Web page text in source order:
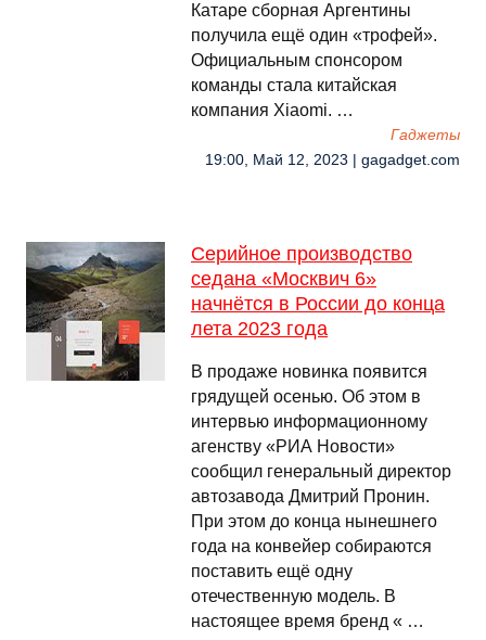
Катаре сборная Аргентины
получила ещё один «трофей».
Официальным спонсором
команды стала китайская
компания Xiaomi. …
Гаджеты
19:00, Май 12, 2023 | gagadget.com
Серийное производство
седана «Москвич 6»
начнётся в России до конца
лета 2023 года
В продаже новинка появится
грядущей осенью. Об этом в
интервью информационному
агенству «РИА Новости»
сообщил генеральный директор
автозавода Дмитрий Пронин.
При этом до конца нынешнего
года на конвейер собираются
поставить ещё одну
отечественную модель. В
настоящее время бренд « …